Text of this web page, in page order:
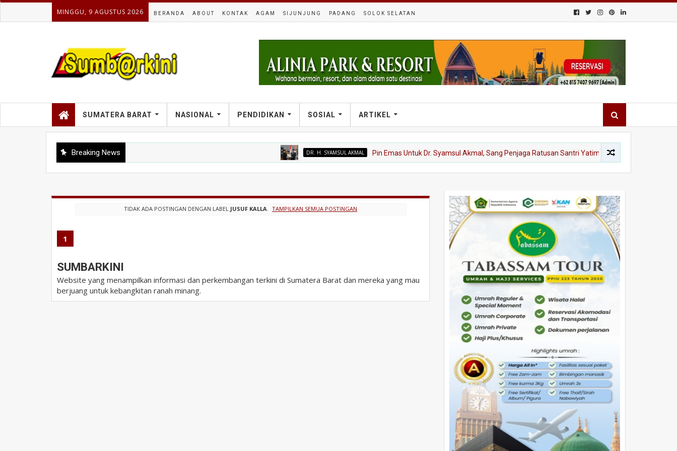
MINGGU, 9 AGUSTUS 2026 BERANDA ABOUT KONTAK AGAM SIJUNJUNG PADANG SOLOK SELATAN
SUMATERA BARAT NASIONAL PENDIDIKAN SOSIAL ARTIKEL
Breaking News DR. H. SYAMSUL AKMAL Pin Emas Untuk Dr. Syamsul Akmal, Sang Penjaga Ratusan Santri Yatim dan Kurang Mampu
TIDAK ADA POSTINGAN DENGAN LABEL JUSUF KALLA. TAMPILKAN SEMUA POSTINGAN
1
SUMBARKINI
Website yang menampilkan informasi dan perkembangan terkini di Sumatera Barat dan mereka yang mau
berjuang untuk kebangkitan ranah minang.